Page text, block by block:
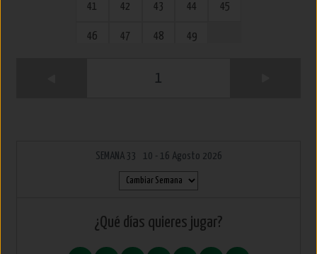
41 42 43 44 45
46 47 48 49
1
SEMANA 33 10 - 16 Agosto 2026
¿Qué días quieres jugar?